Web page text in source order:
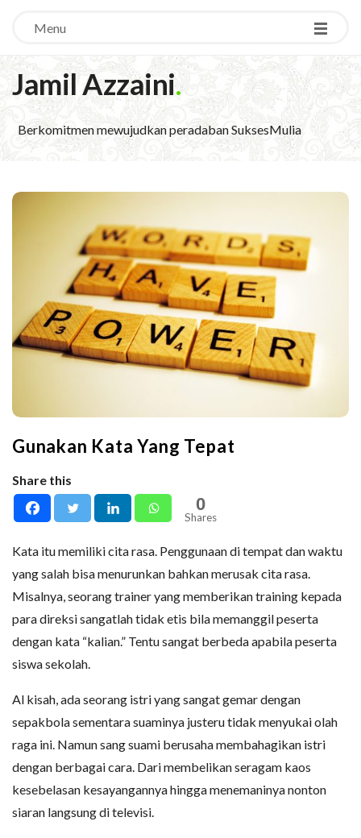
Menu
Jamil Azzaini.
Berkomitmen mewujudkan peradaban SuksesMulia
Gunakan Kata Yang Tepat
Share this
0
Shares
Kata itu memiliki cita rasa. Penggunaan di tempat dan waktu
yang salah bisa menurunkan bahkan merusak cita rasa.
Misalnya, seorang trainer yang memberikan training kepada
para direksi sangatlah tidak etis bila memanggil peserta
dengan kata “kalian.” Tentu sangat berbeda apabila peserta
siswa sekolah.
Al kisah, ada seorang istri yang sangat gemar dengan
sepakbola sementara suaminya justeru tidak menyukai olah
raga ini. Namun sang suami berusaha membahagikan istri
dengan berbagai cara. Dari membelikan seragam kaos
kesebelasan kesayangannya hingga menemaninya nonton
siaran langsung di televisi.